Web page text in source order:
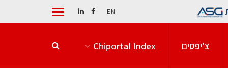
EN
צ'יפסים Chiportal Index